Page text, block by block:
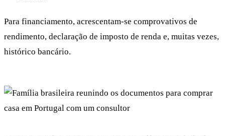
Para financiamento, acrescentam-se comprovativos de
rendimento, declaração de imposto de renda e, muitas vezes,
histórico bancário.